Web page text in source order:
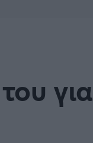
για